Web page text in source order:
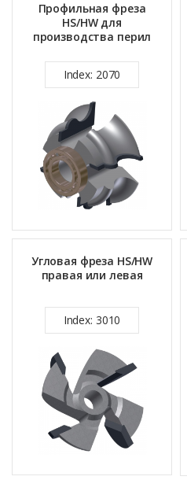
Профильная фреза
HS/HW для
производства перил
Index: 2070
Угловая фреза HS/HW
правая или левая
Index: 3010